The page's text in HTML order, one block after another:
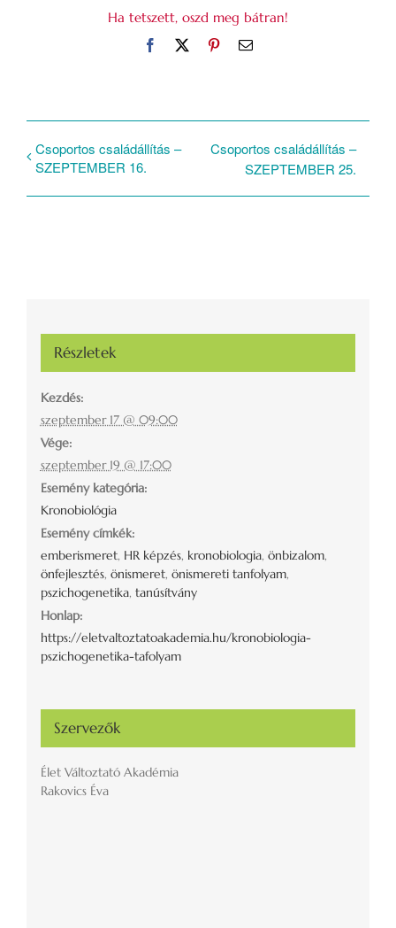
Ha tetszett, oszd meg bátran!
Facebook PinterestEmail:
Csoportos családállítás –
SZEPTEMBER 16.
Csoportos családállítás –
SZEPTEMBER 25.
Részletek
Kezdés:
szeptember 17 @ 09:00
Vége:
szeptember 19 @ 17:00
Esemény kategória:
Kronobiológia
Esemény címkék:
emberismeret, HR képzés, kronobiologia, önbizalom,
önfejlesztés, önismeret, önismereti tanfolyam,
pszichogenetika, tanúsítvány
Honlap:
https://eletvaltoztatoakademia.hu/kronobiologia-
pszichogenetika-tafolyam
Szervezők
Élet Változtató Akadémia
Rakovics Éva